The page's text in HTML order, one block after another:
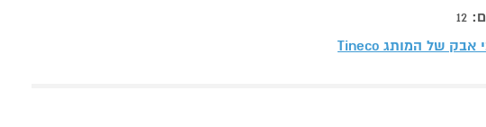
12
אבק של המותג Tineco